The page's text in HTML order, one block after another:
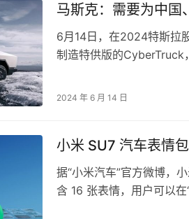
马斯克：需要为中国
6月14日，在2024特斯拉
制造特供版的CyberTruck
2024 年 6 月 14 日
小米 SU7 汽车表情
据“小米汽车”官方微博，
含 16 张表情，用户可以